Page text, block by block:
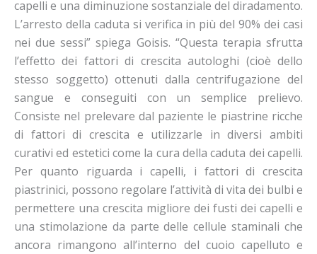
capelli e una diminuzione sostanziale del diradamento.
L’arresto della caduta si verifica in più del 90% dei casi
nei due sessi” spiega Goisis. “Questa terapia sfrutta
l’effetto dei fattori di crescita autologhi (cioè dello
stesso soggetto) ottenuti dalla centrifugazione del
sangue e conseguiti con un semplice prelievo.
Consiste nel prelevare dal paziente le piastrine ricche
di fattori di crescita e utilizzarle in diversi ambiti
curativi ed estetici come la cura della caduta dei capelli.
Per quanto riguarda i capelli, i fattori di crescita
piastrinici, possono regolare l’attività di vita dei bulbi e
permettere una crescita migliore dei fusti dei capelli e
una stimolazione da parte delle cellule staminali che
ancora rimangono all’interno del cuoio capelluto e